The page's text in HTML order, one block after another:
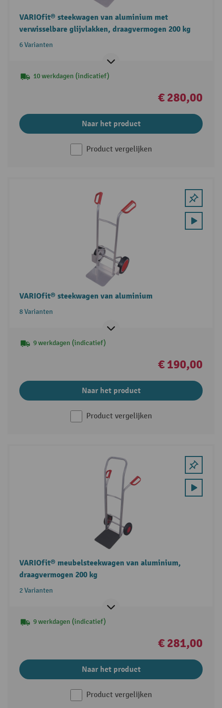
VARIOfit® steekwagen van aluminium met
verwisselbare glijvlakken, draagvermogen 200 kg
6 Varianten
10 werkdagen (indicatief)
€ 280,00
Naar het product
Product vergelijken
VARIOfit® steekwagen van aluminium
8 Varianten
9 werkdagen (indicatief)
€ 190,00
Naar het product
Product vergelijken
VARIOfit® meubelsteekwagen van aluminium,
draagvermogen 200 kg
2 Varianten
9 werkdagen (indicatief)
€ 281,00
Naar het product
Product vergelijken